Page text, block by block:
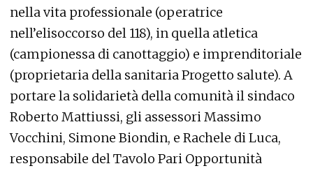
nella vita professionale (operatrice
nell’elisoccorso del 118), in quella atletica
(campionessa di canottaggio) e imprenditoriale
(proprietaria della sanitaria Progetto salute). A
portare la solidarietà della comunità il sindaco
Roberto Mattiussi, gli assessori Massimo
Vocchini, Simone Biondin, e Rachele di Luca,
responsabile del Tavolo Pari Opportunità